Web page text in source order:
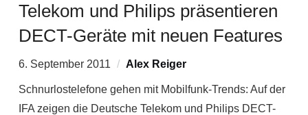
Telekom und Philips präsentieren
DECT-Geräte mit neuen Features
6. September 2011 Alex Reiger
Schnurlostelefone gehen mit Mobilfunk-Trends: Auf der
IFA zeigen die Deutsche Telekom und Philips DECT-